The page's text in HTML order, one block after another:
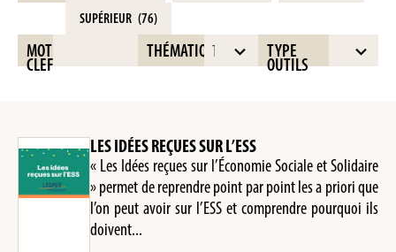
SUPÉRIEUR (76)
MOT
CLEF
THÉMATIQUE
16
results
TYPE
OUTILS
Tous
results
LES IDÉES REÇUES SUR L’ESS
« Les Idées reçues sur l’Économie Sociale et Solidaire
» permet de reprendre point par point les a priori que
l’on peut avoir sur l’ESS et comprendre pourquoi ils
doivent...